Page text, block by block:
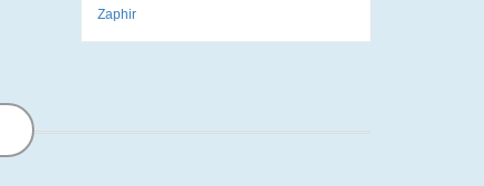
Zaphir